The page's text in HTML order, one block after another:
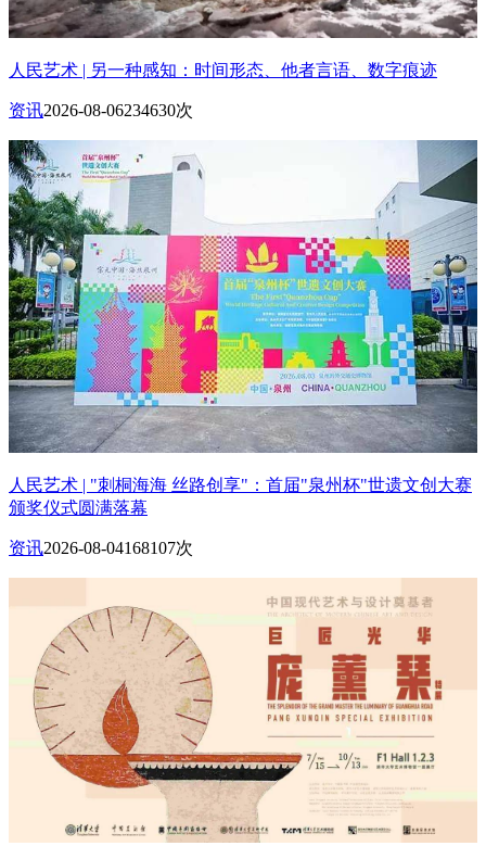
人民艺术 | 另一种感知：时间形态、他者言语、数字痕迹
资讯2026-08-06234630次
人民艺术 | "刺桐海海 丝路创享"：首届"泉州杯"世遗文创大赛
颁奖仪式圆满落幕
资讯2026-08-04168107次